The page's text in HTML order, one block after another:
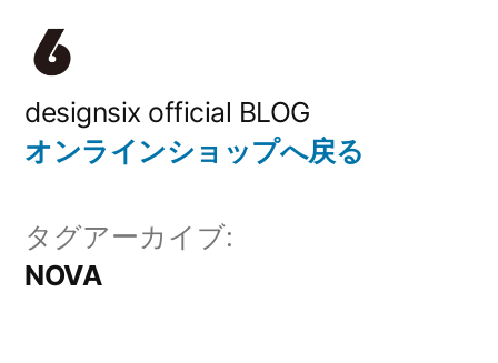
designsix official BLOG
オンラインショップへ戻る
タグアーカイブ:
NOVA